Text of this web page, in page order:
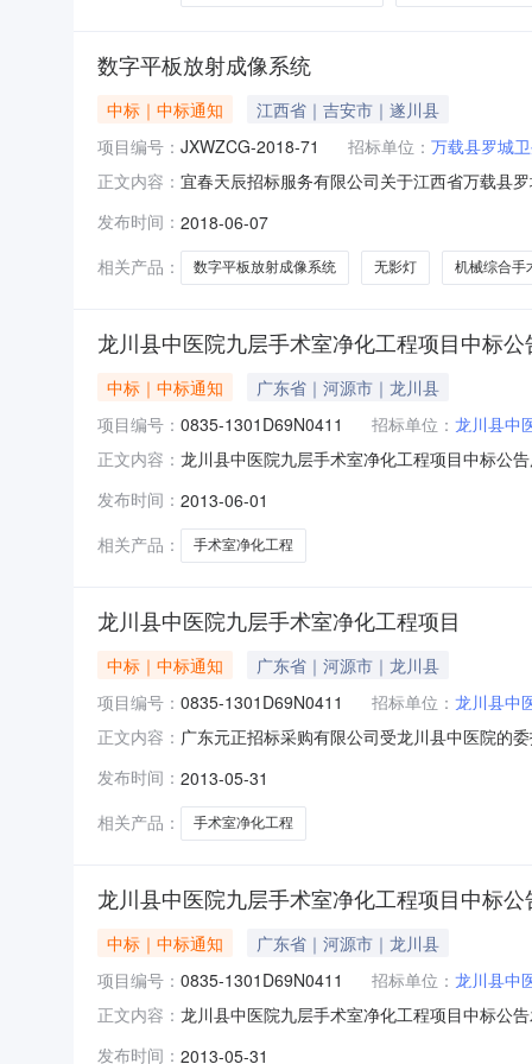
数字平板放射成像系统
中标｜中标通知
江西省｜吉安市｜遂川县
项目编号： JXWZCG-2018-71 招标单位： 万载县罗城
正文内容： 宜春天辰招标服务有限公司关于江西省万载县
仪式于2018年6月6日15：00整在万载县公共
（元）数字平板
发布时间： 2018-06-07
相关产品：
数字平板放射成像系统 无影灯 机械综合手
龙川县中医院九层手术室净化工程项目中标公
中标｜中标通知
广东省｜河源市｜龙川县
项目编号： 0835-1301D69N0411 招标单位： 龙川县中
正文内容： 龙川县中医院九层手术室净化工程项目中标公
项目编号：0835-1301D69N0411四、采购方
日期等详见
发布时间： 2013-06-01
相关产品：
手术室净化工程
龙川县中医院九层手术室净化工程项目
中标｜中标通知
广东省｜河源市｜龙川县
项目编号： 0835-1301D69N0411 招标单位： 龙川县中
正文内容： 广东元正招标采购有限公司受龙川县中医院的
式：公开招标五、采购项目简要说明：（包括
体：采购代理
发布时间： 2013-05-31
相关产品：
手术室净化工程
龙川县中医院九层手术室净化工程项目中标公
中标｜中标通知
广东省｜河源市｜龙川县
项目编号： 0835-1301D69N0411 招标单位： 龙川县中
正文内容： 龙川县中医院九层手术室净化工程项目中标公
发布时间： 2013-05-31